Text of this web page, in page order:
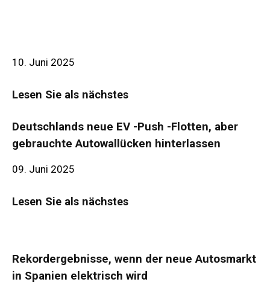
10. Juni 2025
Lesen Sie als nächstes
Deutschlands neue EV -Push -Flotten, aber
gebrauchte Autowallücken hinterlassen
09. Juni 2025
Lesen Sie als nächstes
Rekordergebnisse, wenn der neue Autosmarkt
in Spanien elektrisch wird